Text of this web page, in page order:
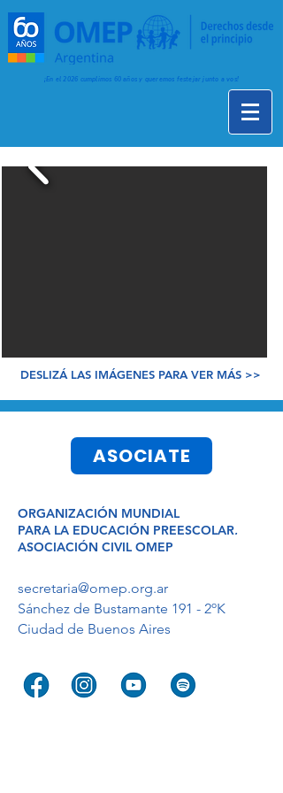
¡En el 2026 cumplimos 60 años y queremos festejar junto a vos!
DESLIZÁ LAS IMÁGENES PARA VER MÁS >>
ORGANIZACIÓN MUNDIAL
PARA LA EDUCACIÓN PREESCOLAR,
ASOCIACIÓN CIVIL OMEP
secretaria@omep.org.ar
Sánchez de Bustamante 191 - 2ºK
Ciudad de Buenos Aires
ASOCIATE